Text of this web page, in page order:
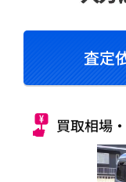
査定
買取相場